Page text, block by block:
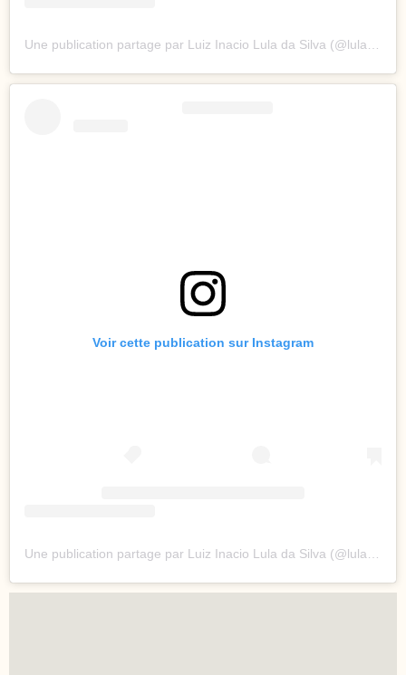
Voir cette publication sur Instagram